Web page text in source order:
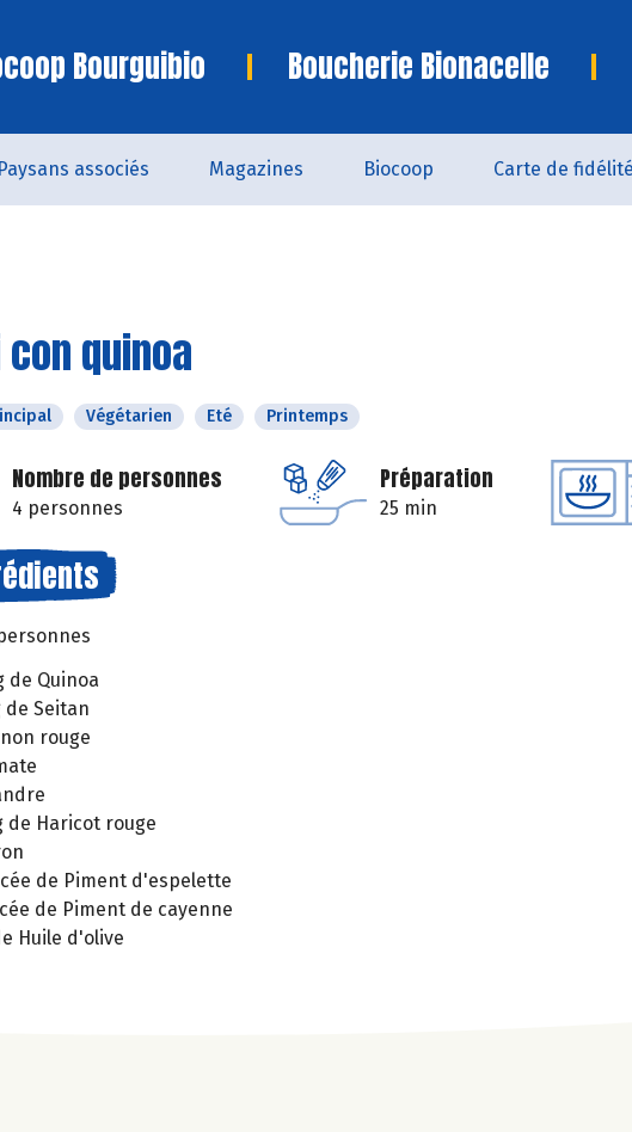
Bourguibio Boucherie Bionacelle
Paysans associés Magazines Biocoop
con quinoa
Végétarien Eté Printemps
Nombre de personnes
4 personnes
Préparation
25 min
de Quinoa
de Seitan
rouge
de Haricot rouge
de Piment d'espelette
de Piment de cayenne
Huile d'olive